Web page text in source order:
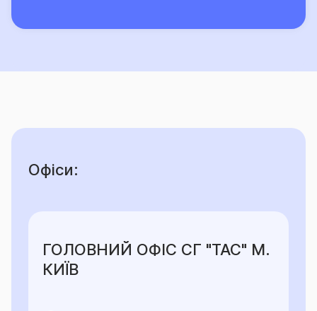
Офіси:
ГОЛОВНИЙ ОФІС СГ "ТАС" М.
КИЇВ